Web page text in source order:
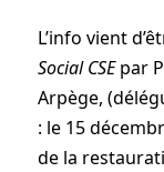
L’info vient
Social CSEpar
Arpège,
: le 15
de la